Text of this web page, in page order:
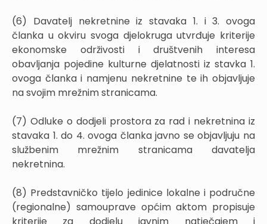
(6) Davatelj nekretnine iz stavaka 1. i 3. ovoga
članka u okviru svoga djelokruga utvrđuje kriterije
ekonomske održivosti i društvenih interesa
obavljanja pojedine kulturne djelatnosti iz stavka 1.
ovoga članka i namjenu nekretnine te ih objavljuje
na svojim mrežnim stranicama.
(7) Odluke o dodjeli prostora za rad i nekretnina iz
stavaka 1. do 4. ovoga članka javno se objavljuju na
službenim mrežnim stranicama davatelja
nekretnina.
(8) Predstavničko tijelo jedinice lokalne i područne
(regionalne) samouprave općim aktom propisuje